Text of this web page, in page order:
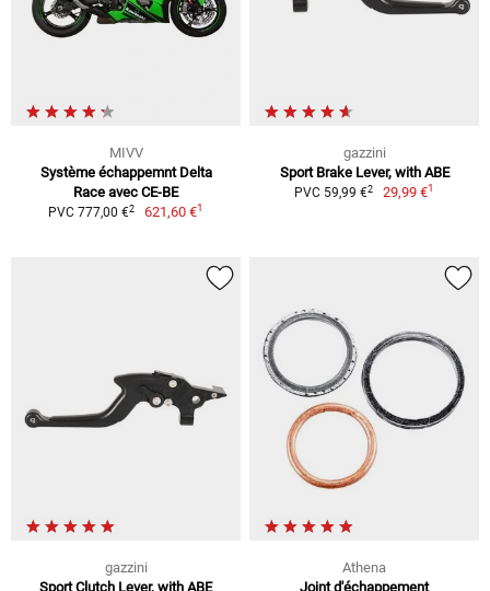
MIVV
Système échappemnt Delta
Race avec CE-BE
PVC 777,00 €2 621,60 €1
gazzini
Sport Brake Lever, with ABE
PVC 59,99 €2 29,99 €1
gazzini
Sport Clutch Lever, with ABE
Athena
Joint d'échappement